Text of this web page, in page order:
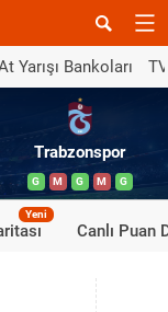
Yarışı Bankoları
Trabzonspor
G M G M G
Yeni
Canlı Puan